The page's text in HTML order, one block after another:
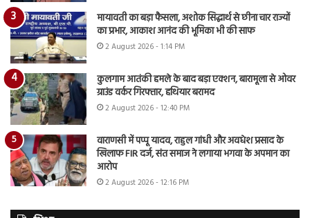
मायावती का बड़ा फैसला, अशोक सिद्धार्थ से छीना चार राज्यों
का प्रभार, आकाश आनंद की भूमिका भी की साफ
2 August 2026 - 1:14 PM
कुलगाम आतंकी हमले के बाद बड़ा एक्शन, बारामूला से ओवर
ग्राउंड वर्कर गिरफ्तार, हथियार बरामद
2 August 2026 - 12:40 PM
वाराणसी में पप्पू यादव, राहुल गांधी और अवधेश प्रसाद के
खिलाफ FIR दर्ज, संत समाज ने लगाया भगवा के अपमान का
आरोप
2 August 2026 - 12:16 PM